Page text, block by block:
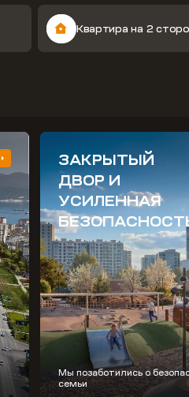
Квартира на 2
ЗАКРЫТЫЙ
ДВОР И
УСИЛЕННАЯ
Мы позаботились о
семьи